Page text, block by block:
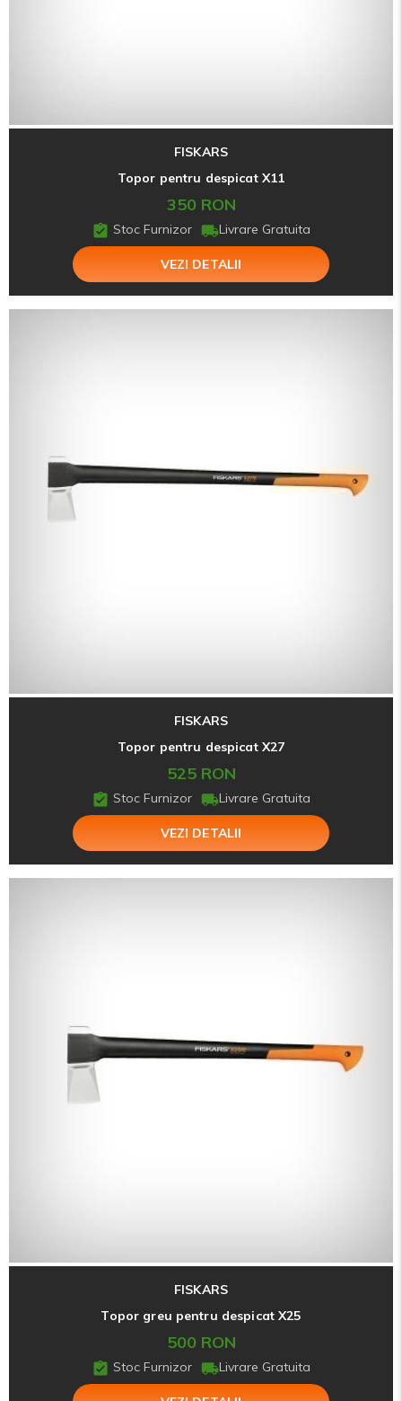
FISKARS
Topor pentru despicat X11
350 RON
Stoc Furnizor Livrare Gratuita
VEZI DETALII
FISKARS
Topor pentru despicat X27
525 RON
Stoc Furnizor Livrare Gratuita
VEZI DETALII
FISKARS
Topor greu pentru despicat X25
500 RON
Stoc Furnizor Livrare Gratuita